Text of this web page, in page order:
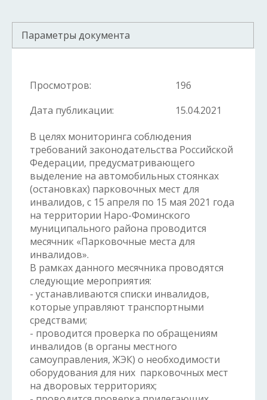
Параметры документа
Просмотров:
196
Дата публикации:
15.04.2021
В целях мониторинга соблюдения
требований законодательства Российской
Федерации, предусматривающего
выделение на автомобильных стоянках
(остановках) парковочных мест для
инвалидов, с 15 апреля по 15 мая 2021 года
на территории Наро-Фоминского
муниципального района проводится
месячник «Парковочные места для
инвалидов».
В рамках данного месячника проводятся
следующие мероприятия:
- устанавливаются списки инвалидов,
которые управляют транспортными
средствами;
- проводится проверка по обращениям
инвалидов (в органы местного
самоуправления, ЖЭК) о необходимости
оборудования для них парковочных мест
на дворовых территориях;